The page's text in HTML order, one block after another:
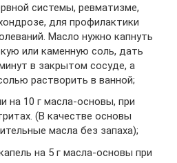
системы, ревматизме,
для профилактики
Масло нужно капнуть
или каменную соль, дать
в закрытом сосуде, а
растворить в ванной;
на 10 г масла-основы, при
(В качестве основы
масла без запаха);
на 5 г масла-основы при